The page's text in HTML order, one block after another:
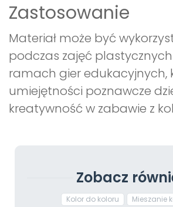
Zastosowanie
Materiał może być
podczas zajęć
ramach gier edukacyjnych,
umiejętności poznawcze
kreatywność w zabawie z
Zobacz
Kolor do koloru Mieszanie